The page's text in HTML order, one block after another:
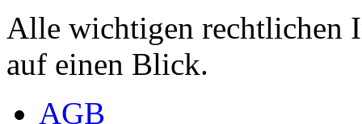
Alle wichtigen rechtlichen
auf einen Blick.
AGB